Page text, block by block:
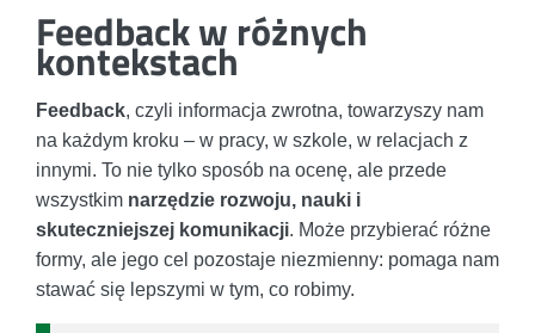
Feedback w różnych
kontekstach
Feedback, czyli informacja zwrotna, towarzyszy nam
na każdym kroku – w pracy, w szkole, w relacjach z
innymi. To nie tylko sposób na ocenę, ale przede
wszystkim narzędzie rozwoju, nauki i
skuteczniejszej komunikacji. Może przybierać różne
formy, ale jego cel pozostaje niezmienny: pomaga nam
stawać się lepszymi w tym, co robimy.